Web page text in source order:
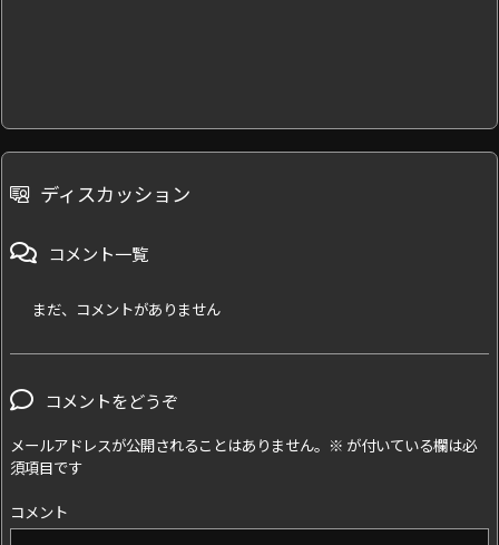
ディスカッション
コメント一覧
まだ、コメントがありません
コメントをどうぞ
メールアドレスが公開されることはありません。 ※ が付いている欄は必
須項目です
コメント